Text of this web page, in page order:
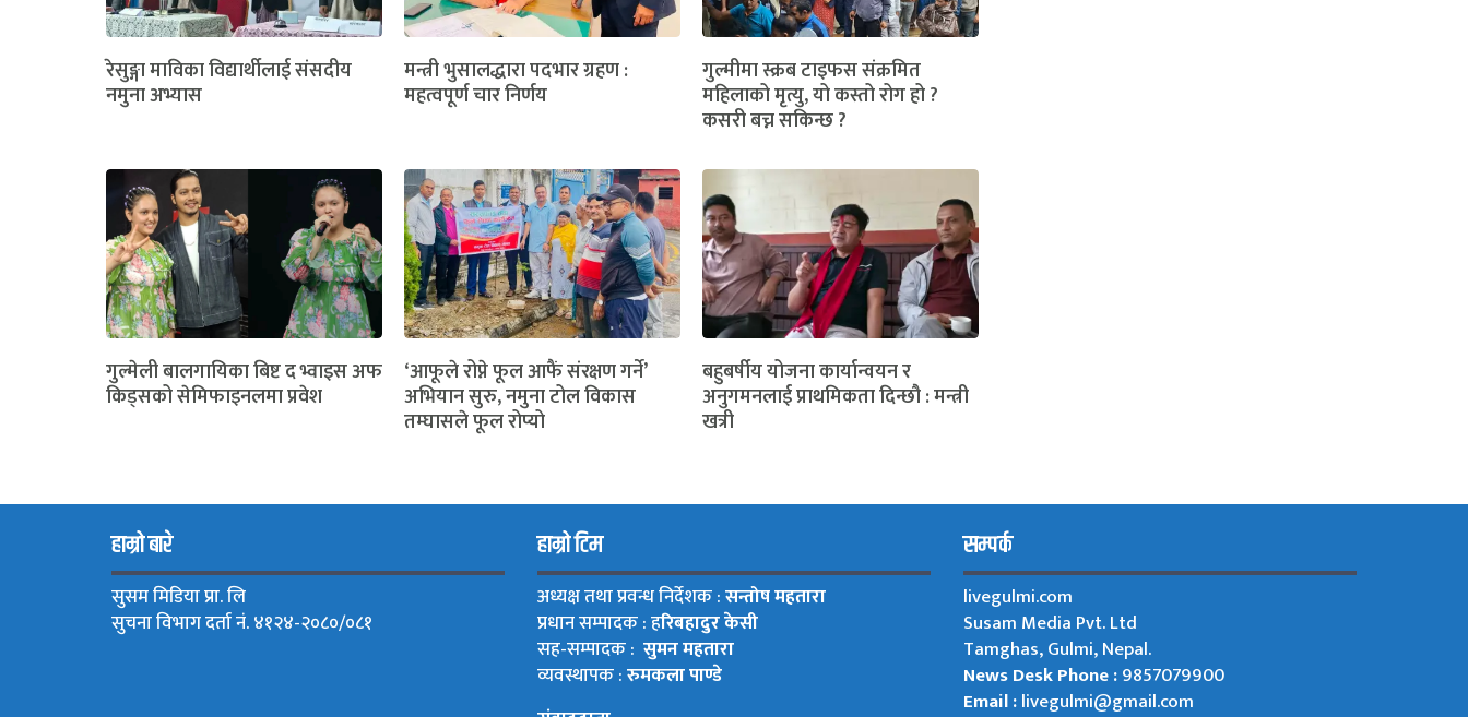
रेसुङ्गा माविका विद्यार्थीलाई संसदीय
नमुना अभ्यास
मन्त्री भुसालद्धारा पदभार ग्रहण :
महत्वपूर्ण चार निर्णय
गुल्मीमा स्क्रब टाइफस संक्रमित
महिलाको मृत्यु, यो कस्तो रोग हो ?
कसरी बच्न सकिन्छ ?
गुल्मेली बालगायिका बिष्ट द भ्वाइस अफ
किड्सको सेमिफाइनलमा प्रवेश
‘आफूले रोप्ने फूल आफैं संरक्षण गर्ने’
अभियान सुरु, नमुना टोल विकास
तम्घासले फूल रोप्यो
बहुबर्षीय योजना कार्यान्वयन र
अनुगमनलाई प्राथमिकता दिन्छौ : मन्त्री
खत्री
हाम्रो बारे
सुसम मिडिया प्रा. लि
सुचना विभाग दर्ता नं. ४१२४-२०८०/०८१
हाम्रो टिम
अध्यक्ष तथा प्रवन्ध निर्देशक :सन्तोष महतारा
प्रधान सम्पादक : हरिबहादुर केसी
सह-सम्पादक : सुमन महतारा
व्यवस्थापक :रुमकला पाण्डे
सम्पर्क
livegulmi.com
Susam Media Pvt. Ltd
Tamghas, Gulmi, Nepal.
News Desk Phone :9857079900
Email :livegulmi@gmail.com